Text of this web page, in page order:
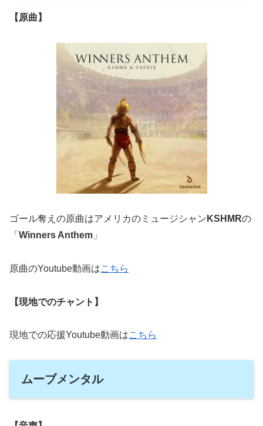
【原曲】
ゴール奪えの原曲はアメリカのミュージシャン KSHMRの
「 Winners Anthem 」
原曲のYoutube動画はこちら
【現地でのチャント】
現地での応援Youtube動画はこちら
ムーブメンタル